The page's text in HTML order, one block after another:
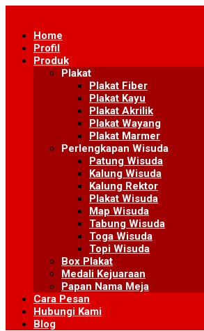
contentHome
Profil
Produk
Plakat
Plakat Fiber
Plakat Kayu
Plakat Akrilik
Plakat Wayang
Plakat Marmer
Perlengkapan Wisuda
Patung Wisuda
Kalung Wisuda
Kalung Rektor
Plakat Wisuda
Map Wisuda
Tabung Wisuda
Toga Wisuda
Topi Wisuda
Box Plakat
Medali Kejuaraan
Papan Nama Meja
Cara Pesan
Hubungi Kami
Blog